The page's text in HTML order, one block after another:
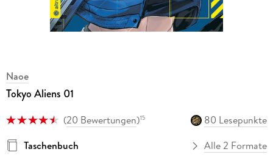
Naoe
Tokyo Aliens 01
(20 Bewertungen)15
80 Lesepunkte
Taschenbuch
Alle 2 Formate